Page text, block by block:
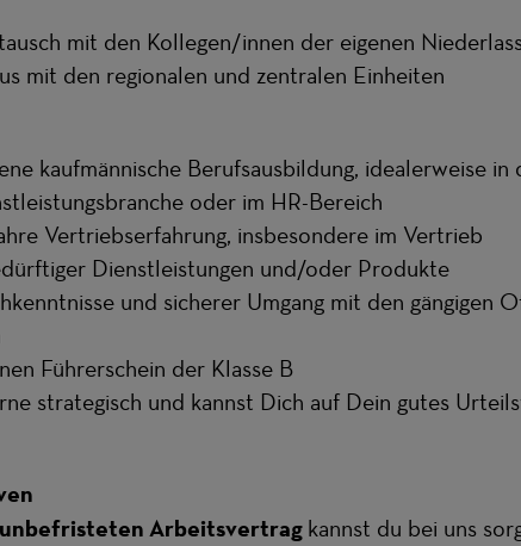
mit den Kollegen/innen der eigenen
mit den regionalen und zentralen Einheiten
kaufmännische Berufsausbildung, idealerweise in
oder im HR-Bereich
Vertriebserfahrung, insbesondere im Vertrieb
Dienstleistungen und/oder Produkte
und sicherer Umgang mit den gängigen
Führerschein der Klasse B
strategisch und kannst Dich auf Dein gutes
unbefristeten Arbeitsvertrag kannst du bei uns